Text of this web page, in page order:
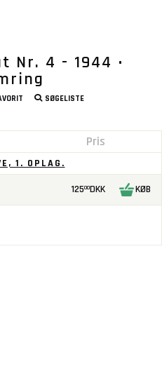
Nr. 4 - 1944 •
SØGELISTE
Pris
1. OPLAG.
12500DKK KØB